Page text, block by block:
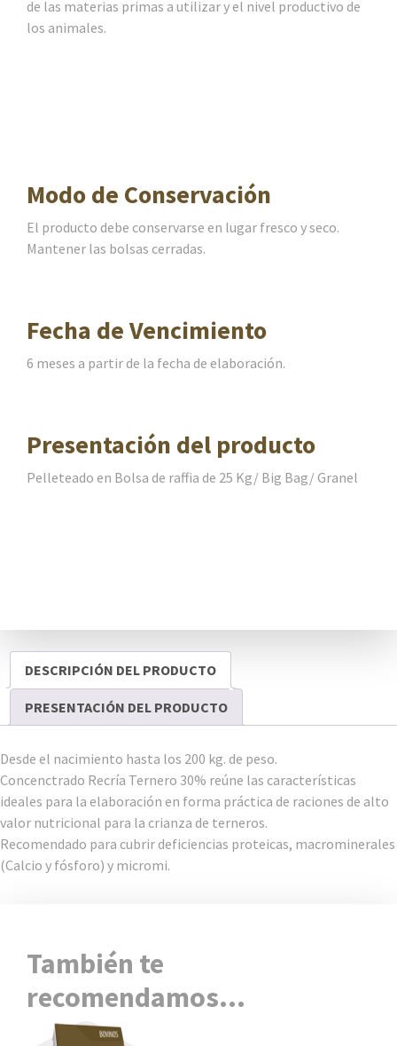
de las materias primas a utilizar y el nivel productivo de
los animales.
Modo de Conservación
El producto debe conservarse en lugar fresco y seco.
Mantener las bolsas cerradas.
Fecha de Vencimiento
6 meses a partir de la fecha de elaboración.
Presentación del producto
Pelleteado en Bolsa de raffia de 25 Kg/ Big Bag/ Granel
DESCRIPCIÓN DEL PRODUCTO
PRESENTACIÓN DEL PRODUCTO
Desde el nacimiento hasta los 200 kg. de peso.
Concenctrado Recría Ternero 30% reúne las características
ideales para la elaboración en forma práctica de raciones de alto
valor nutricional para la crianza de terneros.
Recomendado para cubrir deficiencias proteicas, macrominerales
(Calcio y fósforo) y micromi.
También te
recomendamos…